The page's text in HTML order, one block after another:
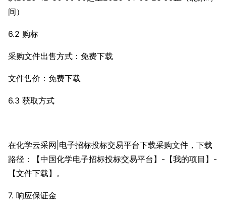
间）
6.2 购标
采购文件出售方式：免费下载
文件售价：免费下载
6.3 获取方式
在化学云采网|电子招标投标交易平台下载采购文件，下载
路径：【中国化学电子招标投标交易平台】-【我的项目】-
【文件下载】。
7. 响应保证金